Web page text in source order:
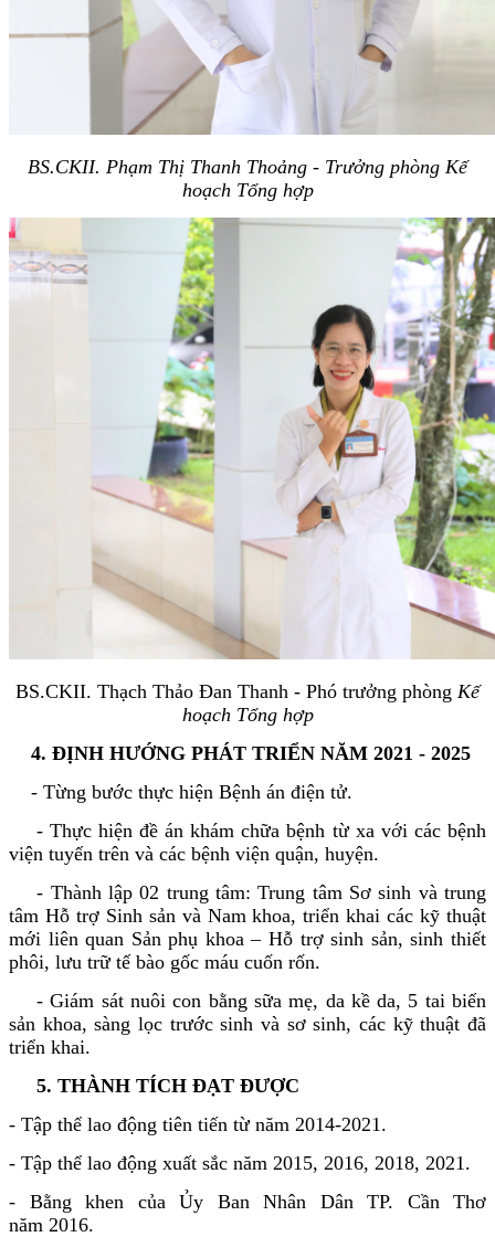
BS.CKII. Phạm Thị Thanh Thoảng - Trưởng phòng Kế
hoạch Tổng hợp
BS.CKII. Thạch Thảo Đan Thanh - Phó trưởng phòng Kế
hoạch Tổng hợp
4. ĐỊNH HƯỚNG PHÁT TRIỂN NĂM 2021 - 2025
- Từng bước thực hiện Bệnh án điện tử.
- Thực hiện đề án khám chữa bệnh từ xa với các bệnh
viện tuyến trên và các bệnh viện quận, huyện.
- Thành lập 02 trung tâm: Trung tâm Sơ sinh và trung
tâm Hỗ trợ Sinh sản và Nam khoa, triển khai các kỹ thuật
mới liên quan Sản phụ khoa – Hỗ trợ sinh sản, sinh thiết
phôi, lưu trữ tế bào gốc máu cuốn rốn.
- Giám sát nuôi con bằng sữa mẹ, da kề da, 5 tai biến
sản khoa, sàng lọc trước sinh và sơ sinh, các kỹ thuật đã
triển khai.
5. THÀNH TÍCH ĐẠT ĐƯỢC
- Tập thể lao động tiên tiến từ năm 2014-2021.
- Tập thể lao động xuất sắc năm 2015, 2016, 2018, 2021.
- Bằng khen của Ủy Ban Nhân Dân TP. Cần Thơ
năm 2016.